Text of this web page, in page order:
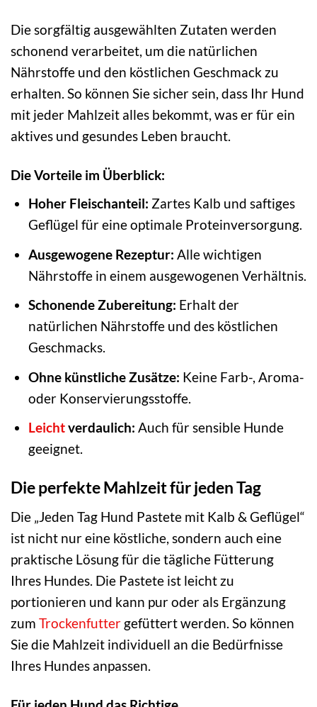
Die sorgfältig ausgewählten Zutaten werden
schonend verarbeitet, um die natürlichen
Nährstoffe und den köstlichen Geschmack zu
erhalten. So können Sie sicher sein, dass Ihr Hund
mit jeder Mahlzeit alles bekommt, was er für ein
aktives und gesundes Leben braucht.
Die Vorteile im Überblick:
Hoher Fleischanteil: Zartes Kalb und saftiges
Geflügel für eine optimale Proteinversorgung.
Ausgewogene Rezeptur: Alle wichtigen
Nährstoffe in einem ausgewogenen Verhältnis.
Schonende Zubereitung: Erhalt der
natürlichen Nährstoffe und des köstlichen
Geschmacks.
Ohne künstliche Zusätze: Keine Farb-, Aroma-
oder Konservierungsstoffe.
Leichtverdaulich: Auch für sensible Hunde
geeignet.
Die perfekte Mahlzeit für jeden Tag
Die „Jeden Tag Hund Pastete mit Kalb & Geflügel“
ist nicht nur eine köstliche, sondern auch eine
praktische Lösung für die tägliche Fütterung
Ihres Hundes. Die Pastete ist leicht zu
portionieren und kann pur oder als Ergänzung
zum Trockenfutter gefüttert werden. So können
Sie die Mahlzeit individuell an die Bedürfnisse
Ihres Hundes anpassen.